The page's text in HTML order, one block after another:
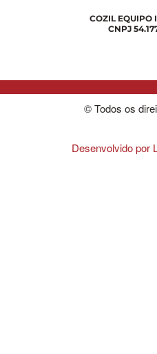
COZIL EQUIPO
CNPJ
© Todos os
Desenvolvido por